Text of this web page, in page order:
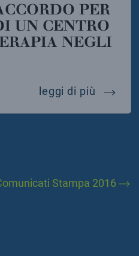
UN CENTRO
NEGLI
leggi di più infn
Stampa 2016